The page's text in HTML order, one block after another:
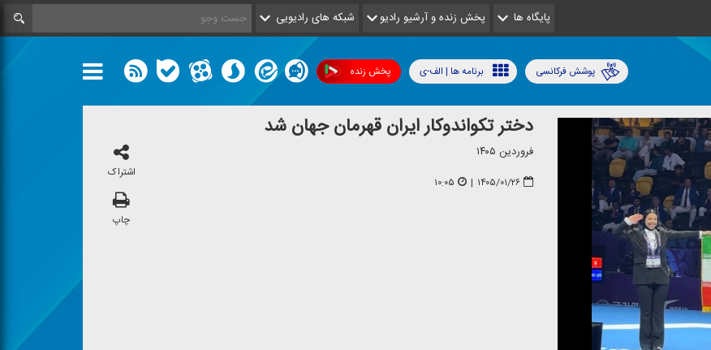
پایگاه ها پخش زنده و آرشیو رادیو شبکه های رادیویی
پخش زنده برنامه ها | الف-ی پوشش فرکانسی
دختر تكواندو‌كار ایران قهرمان جهان شد
فروردین ۱۴۰۵
۱۴۰۵/۰۱/۲۶ | ۱۰:۰۵
اشتراک
چاپ